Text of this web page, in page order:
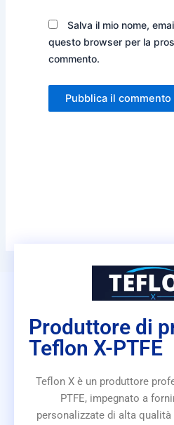
Salva il mio nome,
questo browser per la
commento.
Produttore di
Teflon X-PTFE
Teflon X è un produttore
PTFE, impegnato a
personalizzate di alta